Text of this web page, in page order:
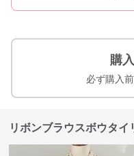
購
必ず購入
リボンブラウスボウタ